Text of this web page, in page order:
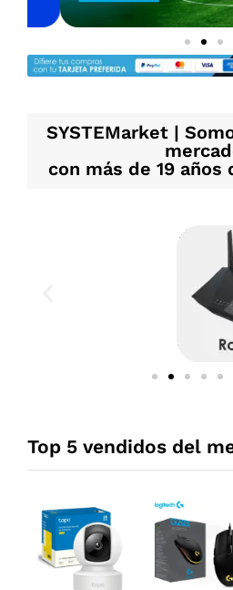
SYSTEMarket |
con más de 19 años
Top 5 vendidos del